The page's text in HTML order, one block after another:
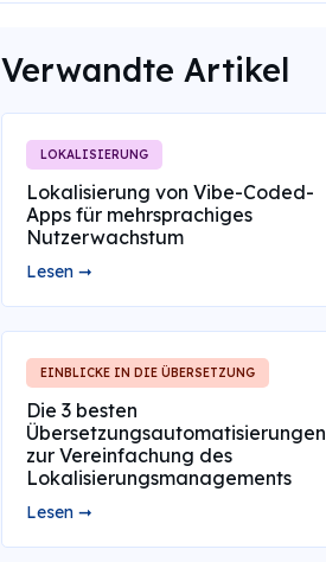
Verwandte Artikel
LOKALISIERUNG
Lokalisierung von Vibe-Coded-
Apps für mehrsprachiges
Nutzerwachstum
Lesen ➞
EINBLICKE IN DIE ÜBERSETZUNG
Die 3 besten
Übersetzungsautomatisierungen
zur Vereinfachung des
Lokalisierungsmanagements
Lesen ➞